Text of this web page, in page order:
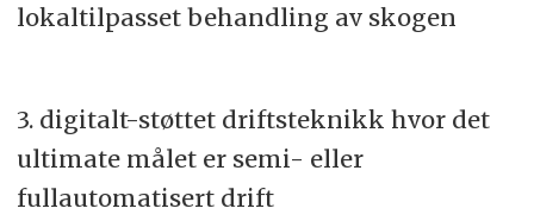
lokaltilpasset behandling av skogen
3. digitalt-støttet driftsteknikk hvor det
ultimate målet er semi- eller
fullautomatisert drift